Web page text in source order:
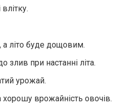
а літо буде дощовим.
при настанні літа.
урожай.
хорошу врожайність овочів.